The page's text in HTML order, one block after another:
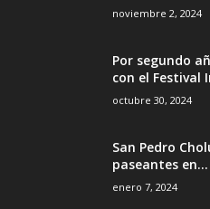
noviembre 2, 2024
Por segundo
con el Festival
octubre 30, 2024
San Pedro
paseantes en...
enero 7, 2024